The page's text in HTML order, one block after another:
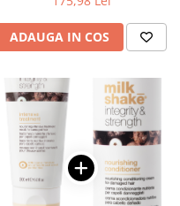
ADAUGA IN COS